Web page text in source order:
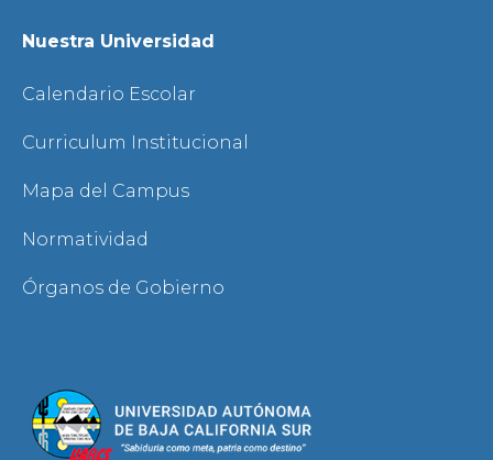
Nuestra Universidad
Calendario Escolar
Curriculum Institucional
Mapa del Campus
Normatividad
Órganos de Gobierno